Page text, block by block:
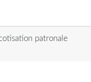
patronale